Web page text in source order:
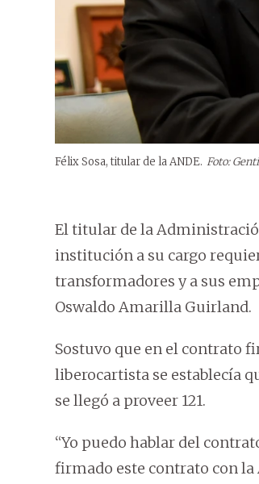
Félix Sosa, titular de la ANDE. Foto:
El titular de la
institución a su cargo
transformadores y a sus
Oswaldo Amarilla Guirland.
Sostuvo que en el contrato
liberocartista se establecía
se llegó a proveer 121.
“Yo puedo hablar del
firmado este contrato con la